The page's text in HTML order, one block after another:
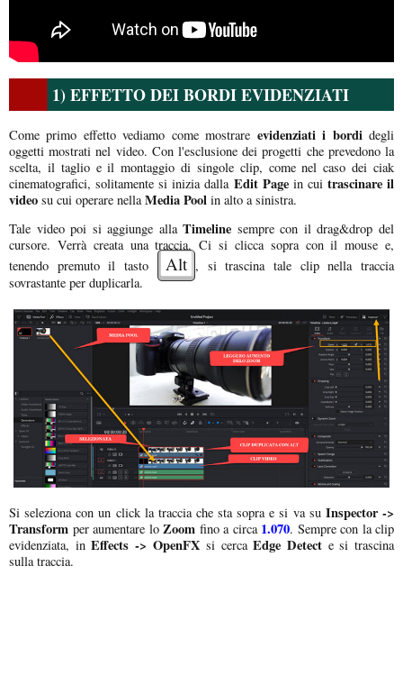
1) EFFETTO DEI BORDI EVIDENZIATI
Come primo effetto vediamo come mostrare evidenziati i bordi degli
oggetti mostrati nel video. Con l'esclusione dei progetti che prevedono la
scelta, il taglio e il montaggio di singole clip, come nel caso dei ciak
cinematografici, solitamente si inizia dalla Edit Pagein cui trascinare il
video su cui operare nella Media Pool in alto a sinistra.
Tale video poi si aggiunge allaTimeline sempre con il drag&drop del
cursore. Verrà creata una traccia. Ci si clicca sopra con il mouse e,
tenendo premuto il tasto
Alt , si trascina tale clip nella traccia
sovrastante per duplicarla.
Si seleziona con un click la traccia che sta sopra e si va su Inspector ->
Transform per aumentare loZoom fino a circa1.070. Sempre con la clip
evidenziata, inEffects -> OpenFX si cercaEdge Detect e si trascina
sulla traccia.